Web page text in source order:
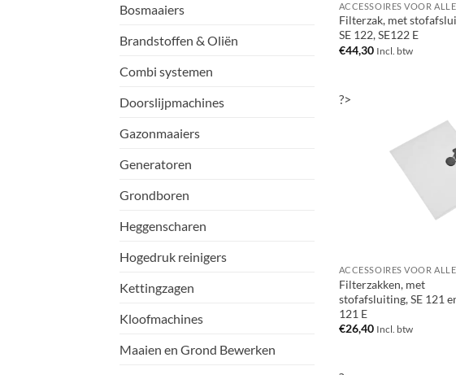
Bosmaaiers
Brandstoffen & Oliën
Combi systemen
Doorslijpmachines
Gazonmaaiers
Generatoren
Grondboren
Heggenscharen
Hogedruk reinigers
Kettingzagen
Kloofmachines
Maaien en Grond Bewerken
Filterzak, met
SE 122, SE122 E
€44,30 Incl. btw
?>
Filterzakken, met
stofafsluiting, SE 121
121 E
€26,40 Incl. btw